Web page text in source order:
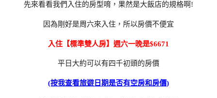
先來看看我們入住的房型唷，果然是大飯店的規格啊!
因為剛好是周六來入住，所以房價不便宜
入住【標準雙人房】週六一晚是$6671
平日大約可以有四千初頭的房價
(按我查看旅遊日期是否有空房和房價)